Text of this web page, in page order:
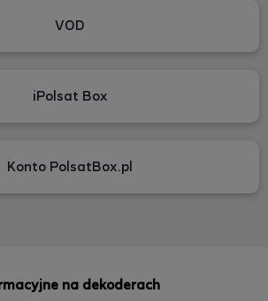
VOD
iPolsat Box
Konto PolsatBox.pl
na dekoderach